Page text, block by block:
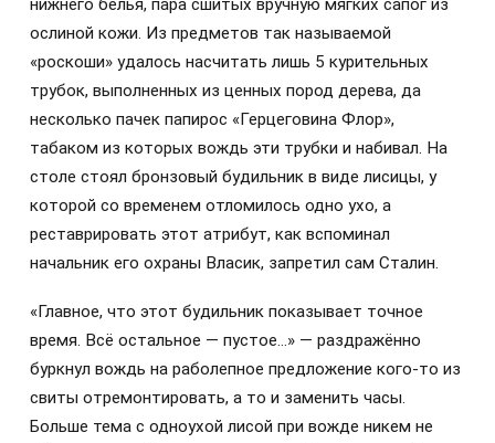
нижнего белья, пара сшитых вручную мягких сапог из
ослиной кожи. Из предметов так называемой
«роскоши» удалось насчитать лишь 5 курительных
трубок, выполненных из ценных пород дерева, да
несколько пачек папирос «Герцеговина Флор»,
табаком из которых вождь эти трубки и набивал. На
столе стоял бронзовый будильник в виде лисицы, у
которой со временем отломилось одно ухо, а
реставрировать этот атрибут, как вспоминал
начальник его охраны Власик, запретил сам Сталин.
«Главное, что этот будильник показывает точное
время. Всё остальное — пустое…» — раздражённо
буркнул вождь на раболепное предложение кого-то из
свиты отремонтировать, а то и заменить часы.
Больше тема с одноухой лисой при вожде никем не